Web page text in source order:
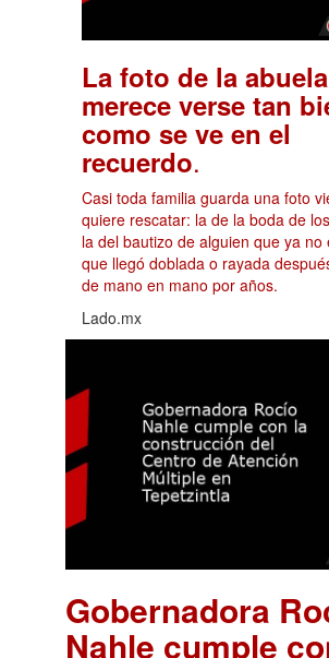
La foto de la
merece verse tan
como se ve en el
recuerdo.
Casi toda familia guarda una foto
quiere rescatar: la de la boda de
la del bautizo de alguien que ya no
que llegó doblada o rayada
de mano en mano por años.
Lado.mx
Gobernadora
Nahle cumple